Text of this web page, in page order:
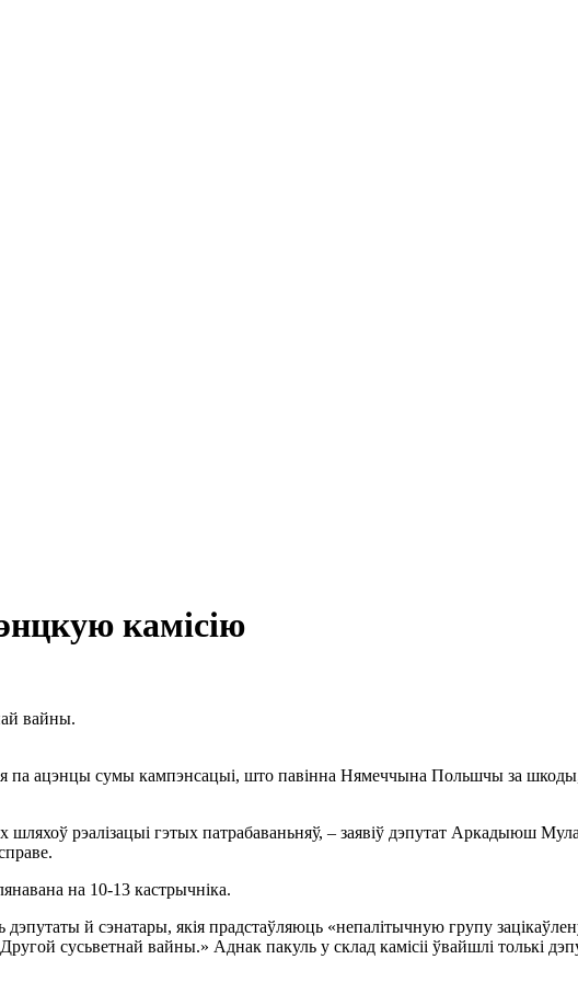
камісію
вайны.
па ацэнцы сумы кампэнсацыі, што павінна Нямеччына Польшчы за
рэалізацыі гэтых патрабаваньняў, – заявіў дэпутат Аркадыюш
на 10-13 кастрычніка.
й сэнатары, якія прадстаўляюць «непалітычную групу
сусьветнай вайны.» Аднак пакуль у склад камісіі ўвайшлі толькі